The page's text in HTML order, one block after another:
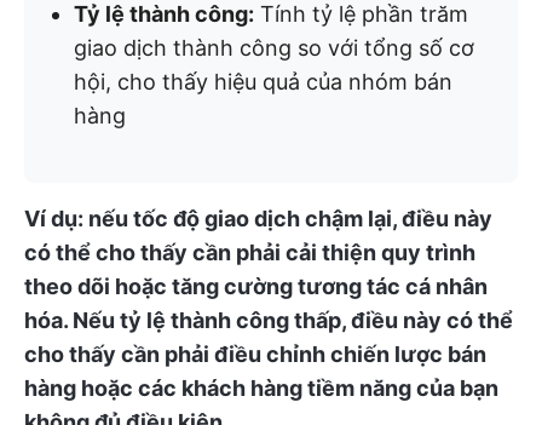
Tỷ lệ thành công: Tính tỷ lệ phần trăm
giao dịch thành công so với tổng số cơ
hội, cho thấy hiệu quả của nhóm bán
hàng
Ví dụ: nếu tốc độ giao dịch chậm lại, điều này
có thể cho thấy cần phải cải thiện quy trình
theo dõi hoặc tăng cường tương tác cá nhân
hóa. Nếu tỷ lệ thành công thấp, điều này có thể
cho thấy cần phải điều chỉnh chiến lược bán
hàng hoặc các khách hàng tiềm năng của bạn